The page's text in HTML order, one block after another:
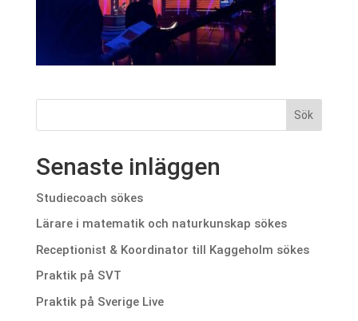
Senaste inläggen
Studiecoach sökes
Lärare i matematik och naturkunskap sökes
Receptionist & Koordinator till Kaggeholm sökes
Praktik på SVT
Praktik på Sverige Live